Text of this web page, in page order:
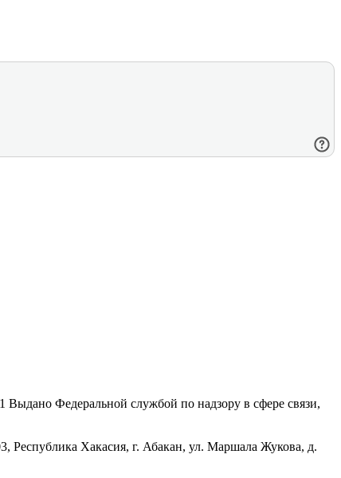
Федеральной службой по надзору в сфере связи,
Хакасия, г. Абакан, ул. Маршала Жукова, д.